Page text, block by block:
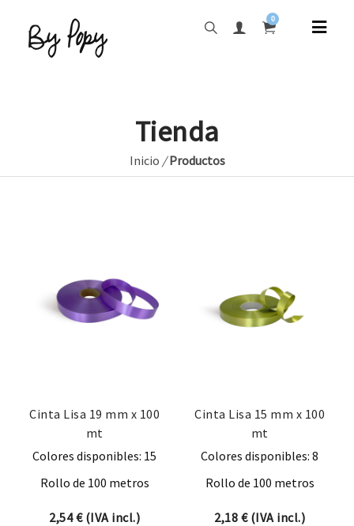
0
Tienda
Inicio /Productos
Cinta Lisa 19 mm x 100
mt
Colores disponibles: 15
Rollo de 100 metros
2,54€(IVA incl.)
Cinta Lisa 15 mm x 100
mt
Colores disponibles: 8
Rollo de 100 metros
2,18 €(IVA incl.)